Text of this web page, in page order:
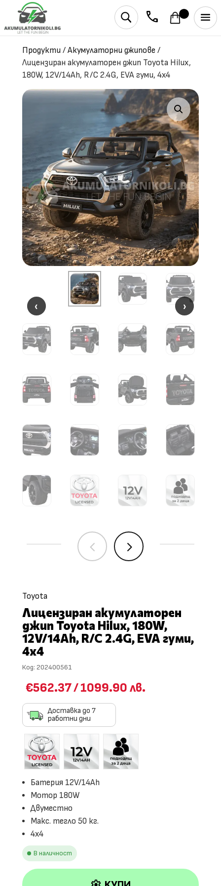
phone
U
Продукти/ Акумулаторни джипове/
Лицензиран акумулаторен джип Toyota Hilux,
180W, 12V/14Ah, R/C 2.4G, EVA гуми, 4х4
‹ ›
‹ ›
4 5
Toyota
Лицензиран акумулаторен
джип Toyota Hilux, 180W,
12V/14Ah, R/C 2.4G, EVA гуми,
4х4
Код: 202400561
€562.37/1099.90 лв.
Доставка до 7
работни дни
Батерия 12V/14Ah
Мотор 180W
Двуместно
Макс. тегло 50 кг.
4х4
В наличност